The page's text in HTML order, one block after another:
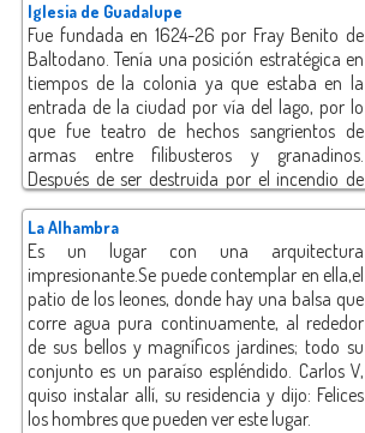
Iglesia de Guadalupe
Fue fundada en 1624-26 por Fray Benito de
Baltodano. Tenía una posición estratégica en
tiempos de la colonia ya que estaba en la
entrada de la ciudad por vía del lago, por lo
que fue teatro de hechos sangrientos de
armas entre filibusteros y granadinos.
Después de ser destruida por el incendio de
Walker, fue reconstruida con diferente forma,
lo cual hizo que perdiera un poco su valor
arquitectónico
La Alhambra
Es un lugar con una arquitectura
impresionante.Se puede contemplar en ella,el
patio de los leones, donde hay una balsa que
corre agua pura continuamente, al rededor
de sus bellos y magníficos jardines; todo su
conjunto es un paraíso espléndido. Carlos V,
quiso instalar allí, su residencia y dijo: Felices
los hombres que pueden ver este lugar.